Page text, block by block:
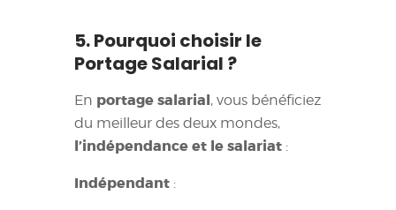
5. Pourquoi choisir le
Portage Salarial ?
En portage salarial, vous bénéficiez
du meilleur des deux mondes,
l’indépendance et le salariat :
Indépendant :